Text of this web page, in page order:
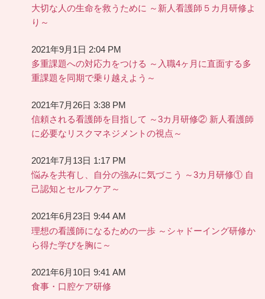
大切な人の生命を救うために ～新人看護師５カ月研修よ
り～
2021年9月1日 2:04 PM
多重課題への対応力をつける ～入職4ヶ月に直面する多
重課題を同期で乗り越えよう～
2021年7月26日 3:38 PM
信頼される看護師を目指して ～3カ月研修② 新人看護師
に必要なリスクマネジメントの視点～
2021年7月13日 1:17 PM
悩みを共有し、自分の強みに気づこう ～3カ月研修① 自
己認知とセルフケア～
2021年6月23日 9:44 AM
理想の看護師になるための一歩 ～シャドーイング研修か
ら得た学びを胸に～
2021年6月10日 9:41 AM
食事・口腔ケア研修